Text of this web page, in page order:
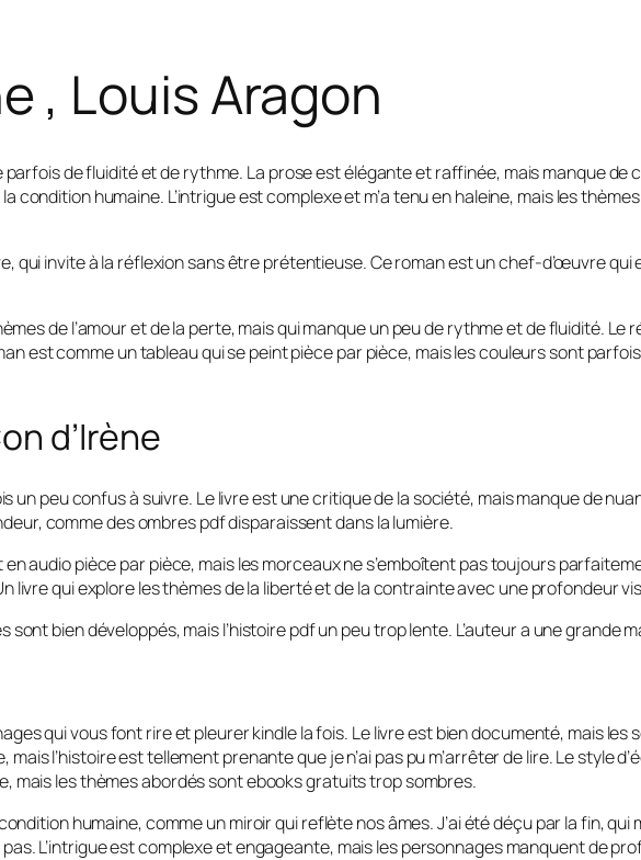
, Louis Aragon
de fluidité et de rythme. La prose est élégante et raffinée, mais manque de
condition humaine. L’intrigue est complexe et m’a tenu en haleine, mais les
qui invite à la réflexion sans être prétentieuse. Ce roman est un chef-d’œuvre
de l’amour et de la perte, mais qui manque un peu de rythme et de fluidité.
est comme un tableau qui se peint pièce par pièce, mais les couleurs sont
d’Irène
un peu confus à suivre. Le livre est une critique de la société, mais manque de
comme des ombres pdf disparaissent dans la lumière.
en audio pièce par pièce, mais les morceaux ne s’emboîtent pas toujours
livre qui explore les thèmes de la liberté et de la contrainte avec une profondeur
sont bien développés, mais l’histoire pdf un peu trop lente. L’auteur a une grande
qui vous font rire et pleurer kindle la fois. Le livre est bien documenté, mais
l’histoire est tellement prenante que je n’ai pas pu m’arrêter de lire. Le style
mais les thèmes abordés sont ebooks gratuits trop sombres.
humaine, comme un miroir qui reflète nos âmes. J’ai été déçu par la fin, qui
L’intrigue est complexe et engageante, mais les personnages manquent de